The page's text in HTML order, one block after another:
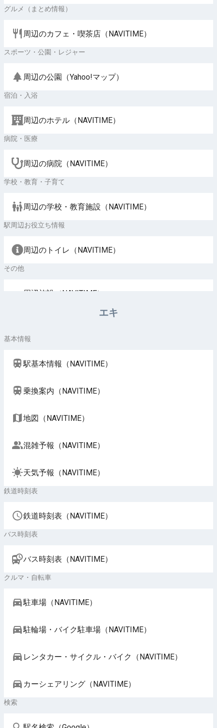
グルメ（まとめ情報）
周辺のカフェ・喫茶店（NAVITIME）
スポーツ・公園・レジャー
周辺の公園（Yahoo!マップ）
宿泊・入浴
周辺のホテル（NAVITIME）
病院・医療
周辺の病院（NAVITIME）
学校・教育・子育て
周辺の学校・教育施設（NAVITIME）
駅周辺お役立ち情報
周辺のトイレ（NAVITIME）
その他
周辺施設（NAVITIME）
エキ
基本情報
駅基本情報（NAVITIME）
乗換案内（NAVITIME）
地図（NAVITIME）
混雑予報（NAVITIME）
天気予報（NAVITIME）
鉄道時刻表
鉄道時刻表（NAVITIME）
バス時刻表
バス時刻表（NAVITIME）
クルマ・自転車
駐車場（NAVITIME）
駐輪場・バイク駐車場（NAVITIME）
レンタカー・サイクル・バイク（NAVITIME）
カーシェアリング（NAVITIME）
検索